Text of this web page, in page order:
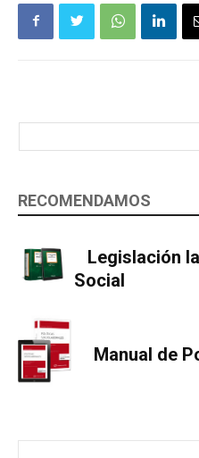
RECOMENDAMOS
Legislación
Social
Manual de